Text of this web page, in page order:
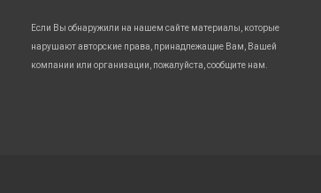
Если Вы обнаружили на нашем сайте материалы, которые
нарушают авторские права, принадлежащие Вам, Вашей
компании или организации, пожалуйста, сообщите нам.